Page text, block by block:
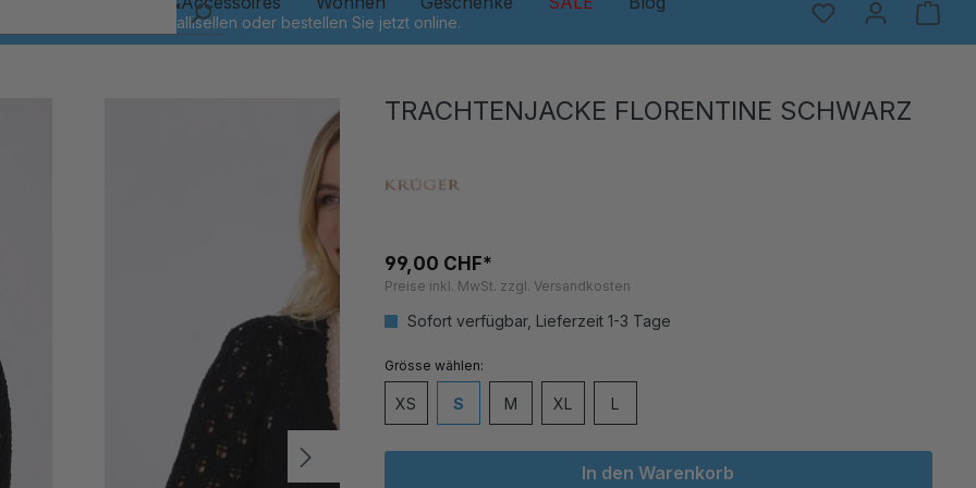
TRACHTENJACKE FLORENTINE SCHWARZ
99,00 CHF*
Preise inkl. MwSt. zzgl. Versandkosten
Sofort verfügbar, Lieferzeit 1-3 Tage
Grösseauswählen
XS S M XL L
In den Warenkorb